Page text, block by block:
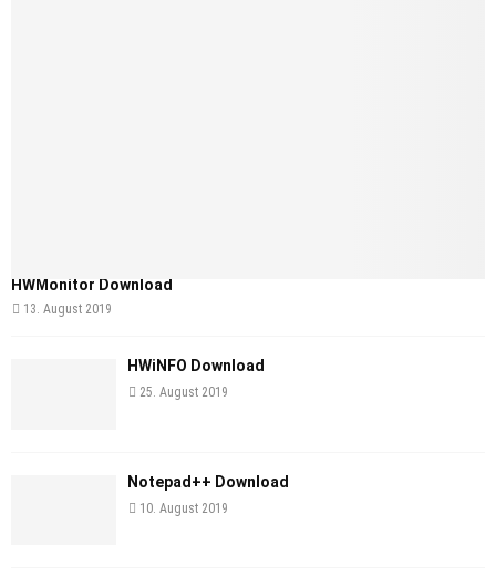
HWMonitor Download
13. August 2019
HWiNFO Download
25. August 2019
Notepad++ Download
10. August 2019